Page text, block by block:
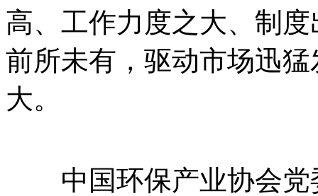
高、工作力度之大、制
前所未有，驱动市场迅
大。
中国环保产业协会党